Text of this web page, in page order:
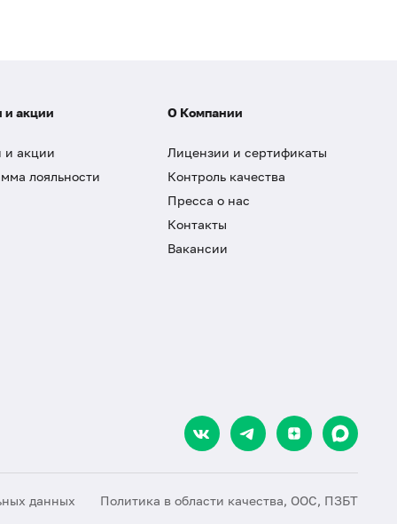
и акции
и акции
лояльности
О Компании
Лицензии и сертификаты
Контроль качества
Пресса о нас
Контакты
Вакансии
данных Политика в области качества, ООС, ПЗБТ